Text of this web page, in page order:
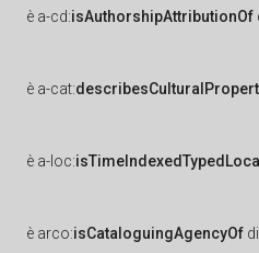
è a-cd:isAuthorshipAttributionOf
è a-cat:
è a-loc:
è arco:isCataloguingAgencyOf di